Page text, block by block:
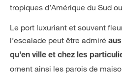
tropiques d’Amérique du Sud
Le port luxuriant et souvent
l’escalade peut être admiré
qu’en ville et chez les
ornent ainsi les parois de